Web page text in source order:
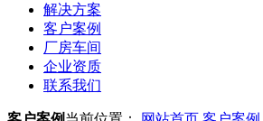
解决方案
客户案例
厂房车间
企业资质
联系我们